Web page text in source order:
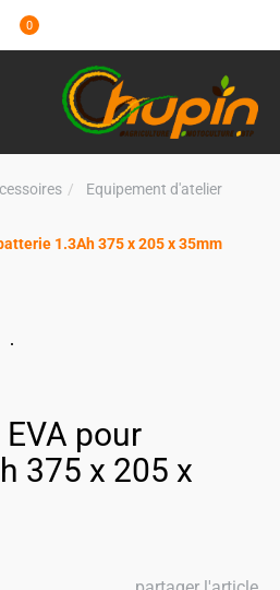
0
Equipement d'atelier
1.3Ah 375 x 205 x 35mm
pour
375 x 205 x